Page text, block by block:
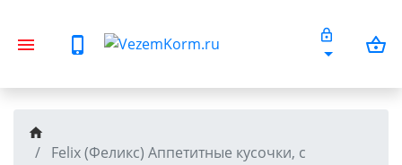
Felix (Феликс) Аппетитные кусочки, с